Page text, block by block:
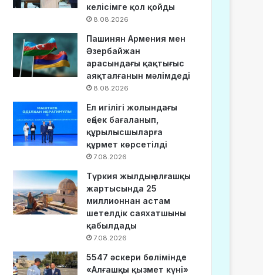
келісімге қол қойды
8.08.2026
Пашинян Армения мен
Әзербайжан
арасындағы қақтығыс
аяқталғанын мәлімдеді
8.08.2026
Ел игілігі жолындағы
еңбек бағаланып,
құрылысшыларға
құрмет көрсетілді
7.08.2026
Түркия жылдың алғашқы
жартысында 25
миллионнан астам
шетелдік саяхатшыны
қабылдады
7.08.2026
5547 әскери бөлімінде
«Алғашқы қызмет күні»